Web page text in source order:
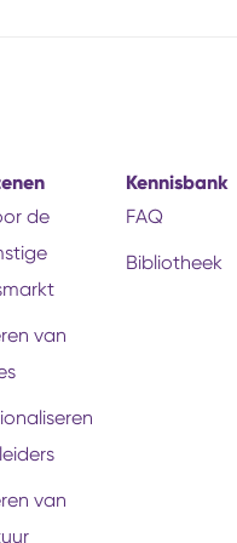
de
van
van
Kennisbank
FAQ
Bibliotheek